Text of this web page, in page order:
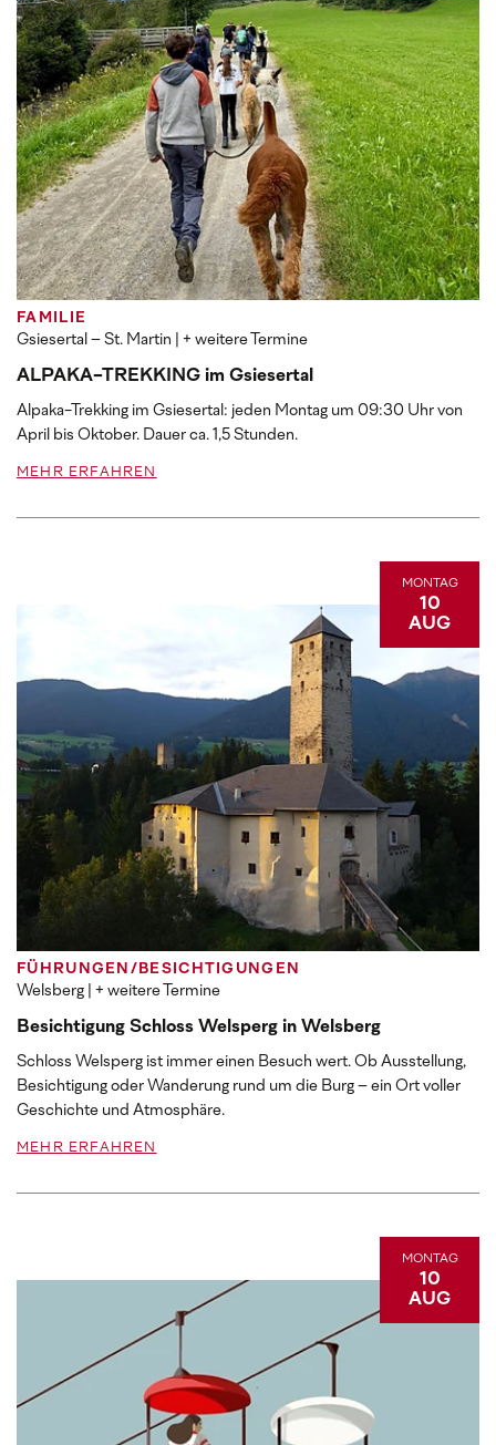
FAMILIE
Gsiesertal – St. Martin | + weitere Termine
ALPAKA-TREKKING im Gsiesertal
Alpaka-Trekking im Gsiesertal: jeden Montag um 09:30 Uhr von
April bis Oktober. Dauer ca. 1,5 Stunden.
MEHR ERFAHREN
MONTAG
10
AUG
FÜHRUNGEN/BESICHTIGUNGEN
Welsberg | + weitere Termine
Besichtigung Schloss Welsperg in Welsberg
Schloss Welsperg ist immer einen Besuch wert. Ob Ausstellung,
Besichtigung oder Wanderung rund um die Burg – ein Ort voller
Geschichte und Atmosphäre.
MEHR ERFAHREN
MONTAG
10
AUG